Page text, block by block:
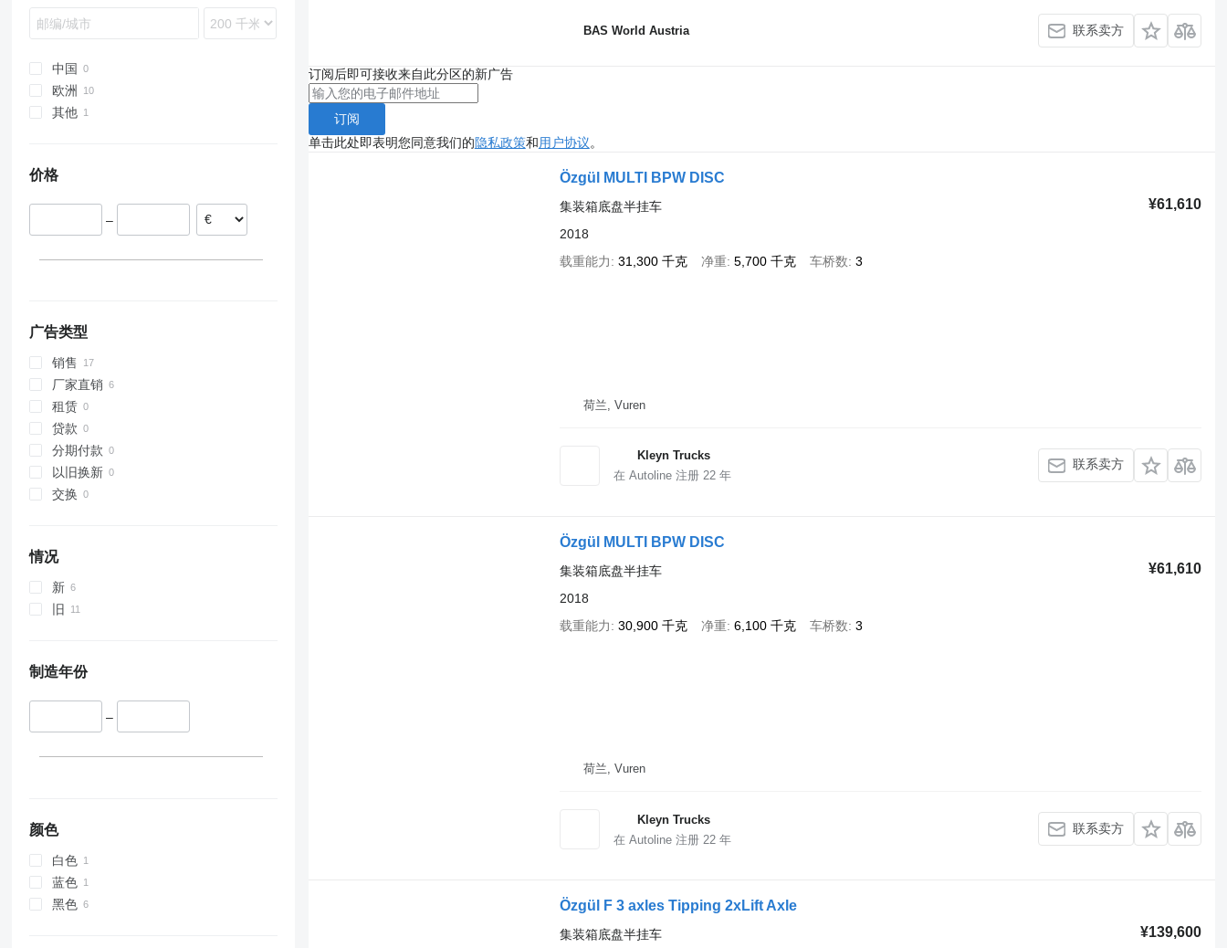
中国
欧洲
其他
价格
–
广告类型
销售
厂家直销
租赁
贷款
分期付款
以旧换新
交换
情况
新
旧
制造年份
–
颜色
白色
蓝色
黑色
BAS World Austria 联系卖方
订阅后即可接收来自此分区的新广告
订阅
单击此处即表明您同意我们的隐私政策和用户协议。
Özgül MULTI BPW DISC
¥61,610
集装箱底盘半挂车
2018
载重能力
31,300 千克 净重 5,700 千克 车桥数 3
荷兰, Vuren
Kleyn Trucks
在 Autoline 注册 22年
联系卖方
Özgül MULTI BPW DISC
¥61,610
集装箱底盘半挂车
2018
载重能力
30,900 千克 净重 6,100 千克 车桥数 3
荷兰, Vuren
Kleyn Trucks
在 Autoline 注册 22年
联系卖方
Özgül F 3 axles Tipping 2xLift Axle
¥139,600
集装箱底盘半挂车